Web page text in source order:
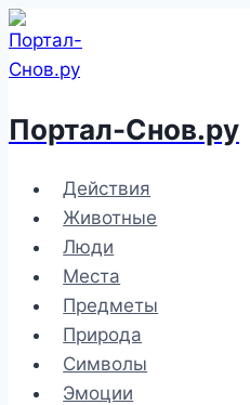
Перейти
к
содержимому
Портал-Снов.ру
Действия
Животные
Люди
Места
Предметы
Природа
Символы
Эмоции